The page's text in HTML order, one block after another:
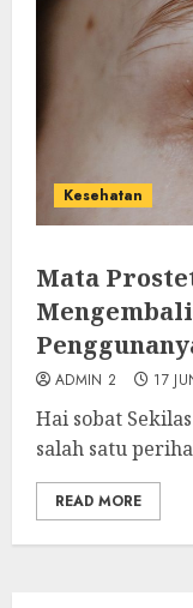
Kesehatan
Mata
ADMIN 2 17
Hai sobat
salah satu
READ MORE